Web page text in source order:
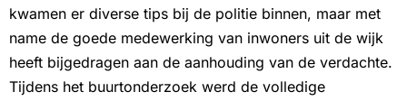
kwamen er diverse tips bij de politie binnen, maar met
name de goede medewerking van inwoners uit de wijk
heeft bijgedragen aan de aanhouding van de verdachte.
Tijdens het buurtonderzoek werd de volledige